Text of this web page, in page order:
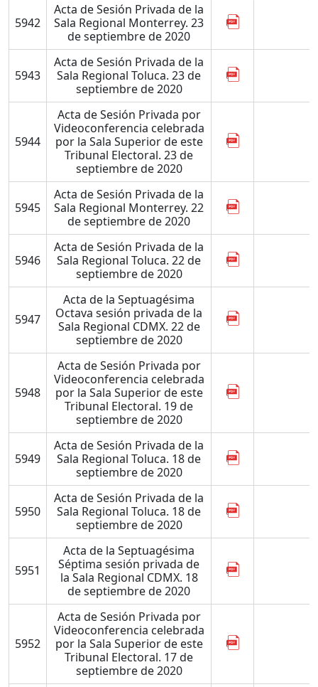
5942
Acta de Sesión Privada de la
Sala Regional Monterrey. 23
de septiembre de 2020
5943
Acta de Sesión Privada de la
Sala Regional Toluca. 23 de
septiembre de 2020
5944
Acta de Sesión Privada por
Videoconferencia celebrada
por la Sala Superior de este
Tribunal Electoral. 23 de
septiembre de 2020
5945
Acta de Sesión Privada de la
Sala Regional Monterrey. 22
de septiembre de 2020
5946
Acta de Sesión Privada de la
Sala Regional Toluca. 22 de
septiembre de 2020
5947
Acta de la Septuagésima
Octava sesión privada de la
Sala Regional CDMX. 22 de
septiembre de 2020
5948
Acta de Sesión Privada por
Videoconferencia celebrada
por la Sala Superior de este
Tribunal Electoral. 19 de
septiembre de 2020
5949
Acta de Sesión Privada de la
Sala Regional Toluca. 18 de
septiembre de 2020
5950
Acta de Sesión Privada de la
Sala Regional Toluca. 18 de
septiembre de 2020
5951
Acta de la Septuagésima
Séptima sesión privada de
la Sala Regional CDMX. 18
de septiembre de 2020
5952
Acta de Sesión Privada por
Videoconferencia celebrada
por la Sala Superior de este
Tribunal Electoral. 17 de
septiembre de 2020